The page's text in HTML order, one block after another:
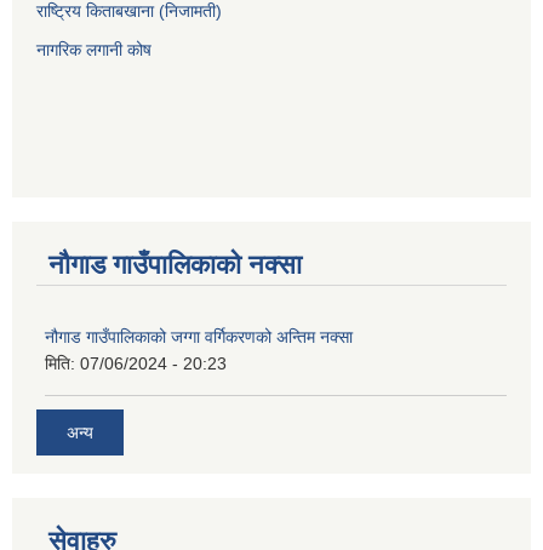
राष्ट्रिय किताबखाना (निजामती)
नागरिक लगानी कोष
नौगाड गाउँपालिकाको नक्सा
नौगाड गाउँपालिकाको जग्गा वर्गिकरणको अन्तिम नक्सा
मिति: 07/06/2024 - 20:23
अन्य
सेवाहरु